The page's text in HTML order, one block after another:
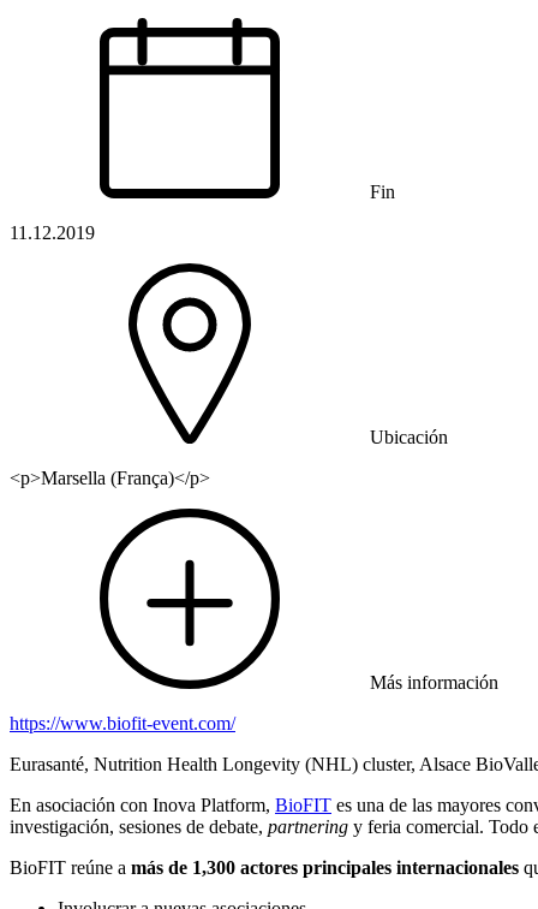
Fin
11.12.2019
Ubicación
<p>Marsella (França)</p>
Más información
https://www.biofit-event.com/
Eurasanté, Nutrition Health Longevity (NHL) cluster, Alsace
En asociación con Inova Platform, BioFIT es una de las mayores
investigación, sesiones de debate, partnering y feria comercial. Todo
BioFIT reúne a más de 1,300 actores principales internacionales